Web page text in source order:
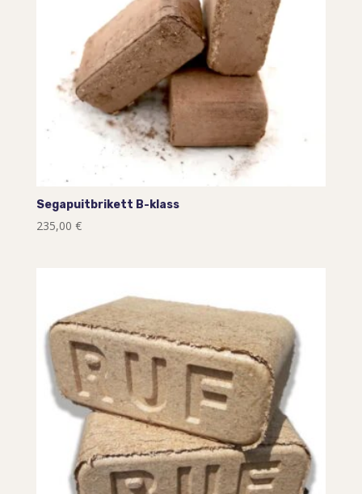
Segapuitbrikett B-klass
235,00 €